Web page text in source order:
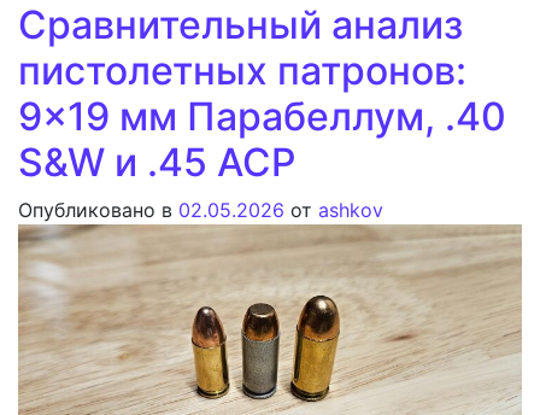
Сравнительный анализ
пистолетных патронов:
9×19 мм Парабеллум, .40
S&W и .45 ACP
Опубликовано в 02.05.2026 от ashkov